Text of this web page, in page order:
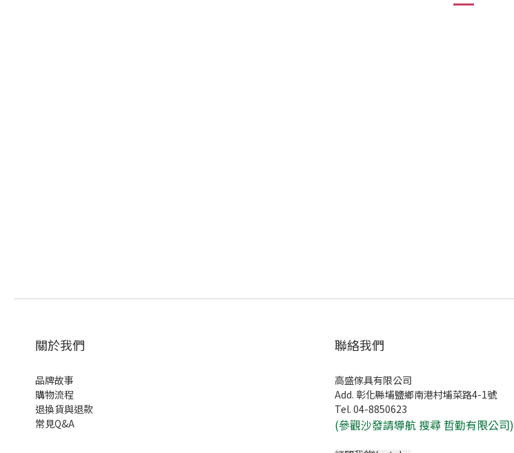
關於我們
品牌故事
購物流程
退換貨與退款
常見Q&A
聯絡我們
高盛傢具有限公司
Add. 彰化縣埔鹽鄉南港村埔菜路4-1號
Tel. 04-8850623
(參觀沙發請導航 搜尋 哲勤有限公司)